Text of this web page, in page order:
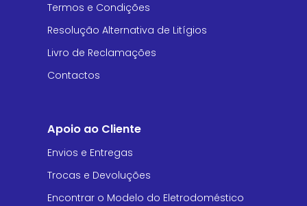
Termos e Condições
Resolução Alternativa de Litígios
Livro de Reclamações
Contactos
Apoio ao Cliente
Envios e Entregas
Trocas e Devoluções
Encontrar o Modelo do Eletrodoméstico